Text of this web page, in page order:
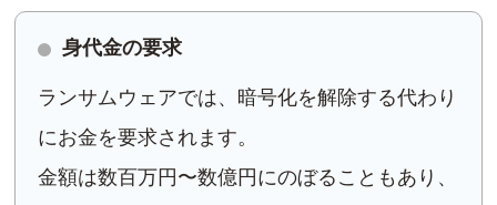
身代金の要求
ランサムウェアでは、暗号化を解除する代わり
にお金を要求されます。
金額は数百万円〜数億円にのぼることもあり、